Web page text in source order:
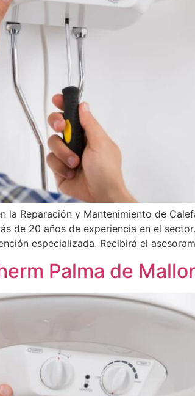
la Reparación y Mantenimiento de
de 20 años de experiencia en el
especializada. Recibirá el
Palma de